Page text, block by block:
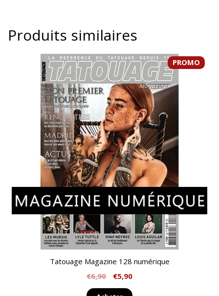
Produits similaires
PROMO
Tatouage Magazine 128 numérique
€6,90 €5,90